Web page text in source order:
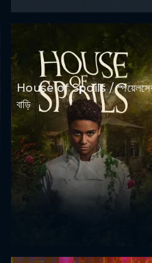
House of Spoils /
বাড়ি